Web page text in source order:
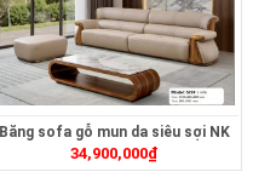
Băng sofa gỗ mun da siêu sợi NK
ZS501
34,900,000₫